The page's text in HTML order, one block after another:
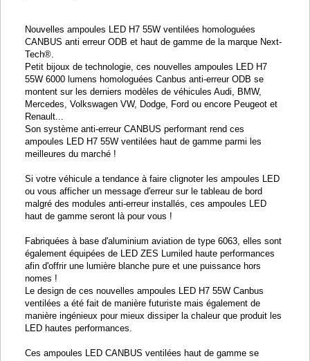
Nouvelles ampoules LED H7 55W ventilées homologuées
CANBUS anti erreur ODB et haut de gamme de la marque Next-
Tech®.
Petit bijoux de technologie, ces nouvelles ampoules LED H7
55W 6000 lumens homologuées Canbus anti-erreur ODB se
montent sur les derniers modèles de véhicules Audi, BMW,
Mercedes, Volkswagen VW, Dodge, Ford ou encore Peugeot et
Renault...
Son système anti-erreur CANBUS performant rend ces
ampoules LED H7 55W ventilées haut de gamme parmi les
meilleures du marché !
Si votre véhicule a tendance à faire clignoter les ampoules LED
ou vous afficher un message d'erreur sur le tableau de bord
malgré des modules anti-erreur installés, ces ampoules LED
haut de gamme seront là pour vous !
Fabriquées à base d'aluminium aviation de type 6063, elles sont
également équipées de LED ZES Lumiled haute performances
afin d'offrir une lumière blanche pure et une puissance hors
nomes !
Le design de ces nouvelles ampoules LED H7 55W Canbus
ventilées a été fait de manière futuriste mais également de
manière ingénieux pour mieux dissiper la chaleur que produit les
LED hautes performances.
Ces ampoules LED CANBUS ventilées haut de gamme se